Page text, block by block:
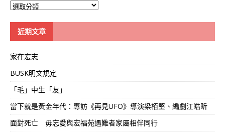
大
近期文章
家在宏志
BUSK明文規定
「毛」中生「友」
當下就是黃金年代：專訪《再見UFO》導演梁栢堅、編劇江皓昕
面對死亡 毋忘愛與宏福苑遇難者家屬相伴同行